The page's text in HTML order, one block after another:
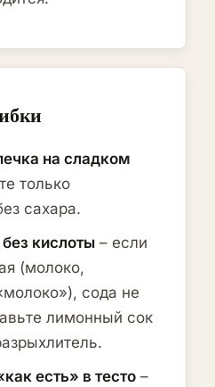
на сладком
только
сахара.
кислоты – если
(молоко,
сода не
лимонный сок
есть» в тесто –